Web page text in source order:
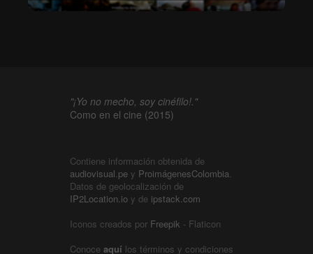
"¡Yo no mecho, soy cinéfilo!."
Como en el cine (2015)
Contiene información obtenida de
audiovisual.pe y ProimágenesColombia.
Datos de geolocalización de
IP2Location.io y de ipstack.com
Iconos creados por Freepik - Flaticon
Conoce aquí los términos y condiciones